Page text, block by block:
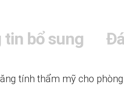
tin bổ sung
tính thẩm mỹ cho